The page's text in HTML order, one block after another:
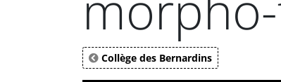
Collège des Bernardins